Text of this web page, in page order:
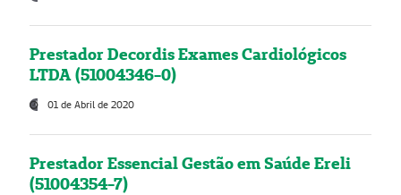
Prestador Decordis Exames Cardiológicos
LTDA (51004346-0)
01 de Abril de 2020
Prestador Essencial Gestão em Saúde Ereli
(51004354-7)